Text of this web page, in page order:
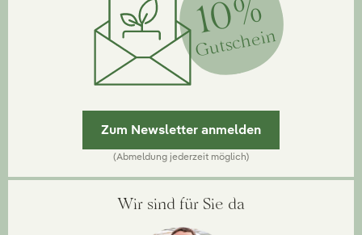
10%
Gutschein
Zum Newsletter anmelden
(Abmeldung jederzeit möglich)
Wir sind für Sie da